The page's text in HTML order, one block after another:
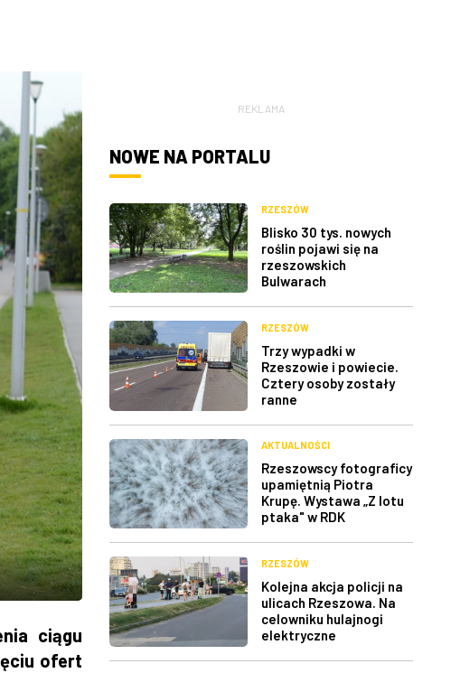
ciągu
ofert
REKLAMA
NOWE NA PORTALU
RZESZÓW
Blisko 30 tys. nowych
roślin pojawi się na
rzeszowskich
Bulwarach
RZESZÓW
Trzy wypadki w
Rzeszowie i powiecie.
Cztery osoby zostały
ranne
AKTUALNOŚCI
Rzeszowscy fotograficy
upamiętnią Piotra
Krupę. Wystawa „Z lotu
ptaka" w RDK
RZESZÓW
Kolejna akcja policji na
ulicach Rzeszowa. Na
celowniku hulajnogi
elektryczne